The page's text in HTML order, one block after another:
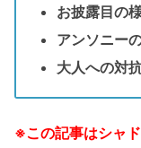
お披露目の
アンソニー
大人への対
※この記事はシャ